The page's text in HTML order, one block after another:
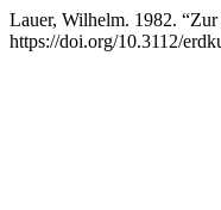
Lauer, Wilhelm. 1982.
https://doi.org/10.3112/